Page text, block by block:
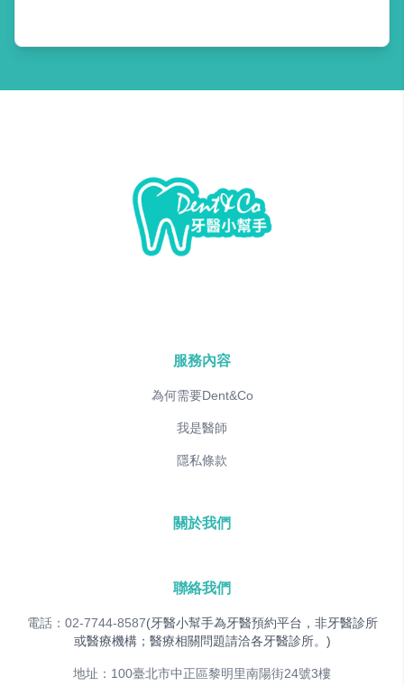
服務內容
為何需要Dent&Co
我是醫師
隱私條款
關於我們
聯絡我們
電話：02-7744-8587(牙醫小幫手為牙醫預約平台，非牙醫診所
或醫療機構；醫療相關問題請洽各牙醫診所。)
地址：100臺北市中正區黎明里南陽街24號3樓